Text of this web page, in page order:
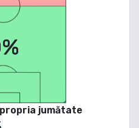
jumătate